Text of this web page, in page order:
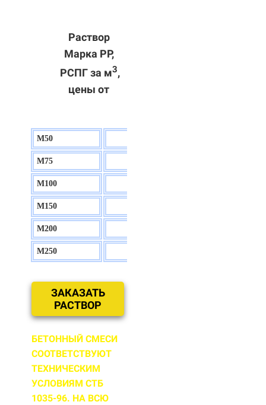
Раствор
Марка РР,
РСПГ за м3,
цены от
М50
М75
М100
М150
М200
М250
ЗАКАЗАТЬ
РАСТВОР
БЕТОННЫЙ СМЕСИ
СООТВЕТСТВУЮТ
ТЕХНИЧЕСКИМ
УСЛОВИЯМ СТБ
1035-96. НА ВСЮ